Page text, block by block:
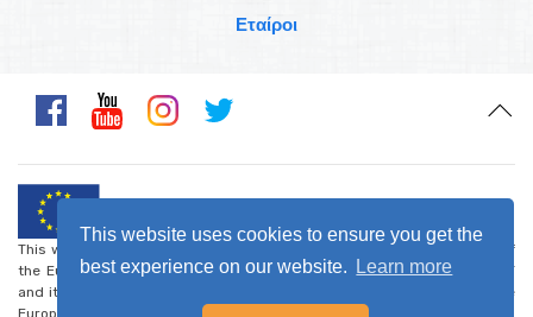
This website uses cookies to ensure you get the
best experience on our website.
Learn more
Εταίροι
This website was created and maintained with the financial support of
the European Union. Its contents are the sole responsibility of CARDET
and its project partners and do not necessarily reflect the views of the
European Union.